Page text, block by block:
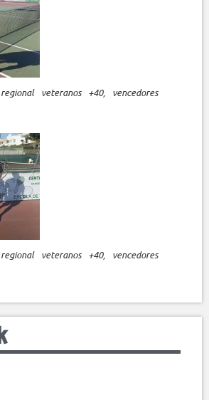
veteranos +40, vencedores
veteranos +40, vencedores